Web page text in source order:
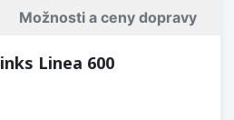
Možnosti a ceny dopravy
Linea 600